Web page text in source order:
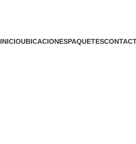
INICIOUBICACIONESPAQUETES